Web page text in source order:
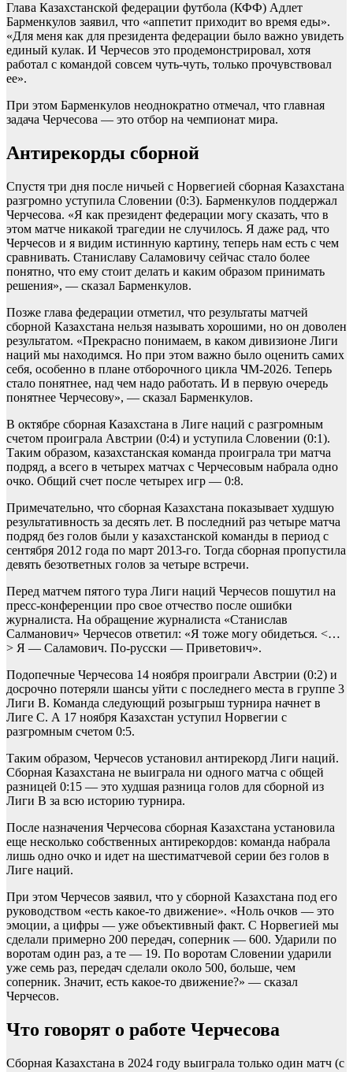
Глава Казахстанской федерации футбола (КФФ) Адлет
Барменкулов заявил, что «аппетит приходит во время еды».
«Для меня как для президента федерации было важно увидеть
единый кулак. И Черчесов это продемонстрировал, хотя
работал с командой совсем чуть-чуть, только прочувствовал
ее».
При этом Барменкулов неоднократно отмечал, что главная
задача Черчесова — это отбор на чемпионат мира.
Антирекорды сборной
Спустя три дня после ничьей с Норвегией сборная Казахстана
разгромно уступила Словении (0:3). Барменкулов поддержал
Черчесова. «Я как президент федерации могу сказать, что в
этом матче никакой трагедии не случилось. Я даже рад, что
Черчесов и я видим истинную картину, теперь нам есть с чем
сравнивать. Станиславу Саламовичу сейчас стало более
понятно, что ему стоит делать и каким образом принимать
решения», — сказал Барменкулов.
Позже глава федерации отметил, что результаты матчей
сборной Казахстана нельзя называть хорошими, но он доволен
результатом. «Прекрасно понимаем, в каком дивизионе Лиги
наций мы находимся. Но при этом важно было оценить самих
себя, особенно в плане отборочного цикла ЧМ‑2026. Теперь
стало понятнее, над чем надо работать. И в первую очередь
понятнее Черчесову», — сказал Барменкулов.
В октябре сборная Казахстана в Лиге наций с разгромным
счетом проиграла Австрии (0:4) и уступила Словении (0:1).
Таким образом, казахстанская команда проиграла три матча
подряд, а всего в четырех матчах с Черчесовым набрала одно
очко. Общий счет после четырех игр — 0:8.
Примечательно, что сборная Казахстана показывает худшую
результативность за десять лет. В последний раз четыре матча
подряд без голов были у казахстанской команды в период с
сентября 2012 года по март 2013-го. Тогда сборная пропустила
девять безответных голов за четыре встречи.
Перед матчем пятого тура Лиги наций Черчесов пошутил на
пресс-конференции про свое отчество после ошибки
журналиста. На обращение журналиста «Станислав
Салманович» Черчесов ответил: «Я тоже могу обидеться. <…
> Я — Саламович. По-русски — Приветович».
Подопечные Черчесова 14 ноября проиграли Австрии (0:2) и
досрочно потеряли шансы уйти с последнего места в группе 3
Лиги B. Команда следующий розыгрыш турнира начнет в
Лиге С. А 17 ноября Казахстан уступил Норвегии с
разгромным счетом 0:5.
Таким образом, Черчесов установил антирекорд Лиги наций.
Сборная Казахстана не выиграла ни одного матча с общей
разницей 0:15 — это худшая разница голов для сборной из
Лиги В за всю историю турнира.
После назначения Черчесова сборная Казахстана установила
еще несколько собственных антирекордов: команда набрала
лишь одно очко и идет на шестиматчевой серии без голов в
Лиге наций.
При этом Черчесов заявил, что у сборной Казахстана под его
руководством «есть какое-то движение». «Ноль очков — это
эмоции, а цифры — уже объективный факт. С Норвегией мы
сделали примерно 200 передач, соперник — 600. Ударили по
воротам один раз, а те — 19. По воротам Словении ударили
уже семь раз, передач сделали около 500, больше, чем
соперник. Значит, есть какое-то движение?» — сказал
Черчесов.
Что говорят о работе Черчесова
Сборная Казахстана в 2024 году выиграла только один матч (с